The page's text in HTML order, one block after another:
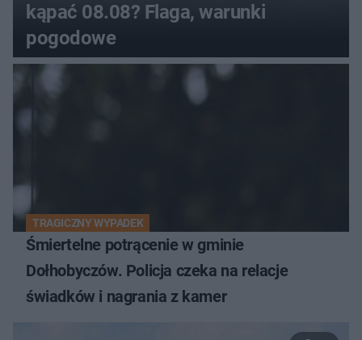
kąpać 08.08? Flaga, warunki
pogodowe
TRAGICZNY WYPADEK
Śmiertelne potrącenie w gminie
Dołhobyczów. Policja czeka na relacje
świadków i nagrania z kamer